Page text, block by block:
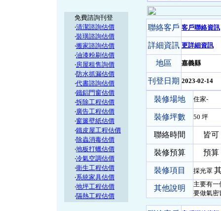
免費諮詢刊登
‧清潔諮詢估價
‧裝璜諮詢估價
‧搬家諮詢估價
‧油漆粉刷估價
‧房屋租售詢價
‧防水抓漏估價
‧代書諮詢估價
‧鐵鋁門窗估價
‧拆除工程估價
‧廣告工程估價
‧窗簾壁紙估價
‧鐵皮屋工程估價
‧除蟲消毒估價
‧地板打蠟估價
‧冷氣空調估價
‧衛生工程估價
‧系統家具估價
‧地坪工程估價
‧隔熱工程估價
聯絡客戶 客戶聯絡資訊
詳細資訊 更詳細資訊
地區 嘉義縣
刊登日期 2023-02-14
裝修場地 住家-
裝修坪數 50 坪
聯絡時間 皆可
裝修預算 預算
裝修項目 採光罩
其他說明
主要有一
要做氣密